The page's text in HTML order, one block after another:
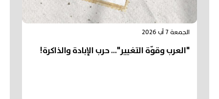
الجمعة 7 آب 2026
"العرب وقوّة التغيير"... حرب الإبادة والذاكرة!